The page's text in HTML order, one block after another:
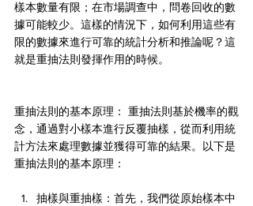
樣本數量有限；在市場調查中，問卷回收的數
據可能較少。這樣的情況下，如何利用這些有
限的數據來進行可靠的統計分析和推論呢？這
就是重抽法則發揮作用的時候。
重抽法則的基本原理： 重抽法則基於機率的觀
念，通過對小樣本進行反覆抽樣，從而利用統
計方法來處理數據並獲得可靠的結果。以下是
重抽法則的基本原理：
抽樣與重抽樣：首先，我們從原始樣本中